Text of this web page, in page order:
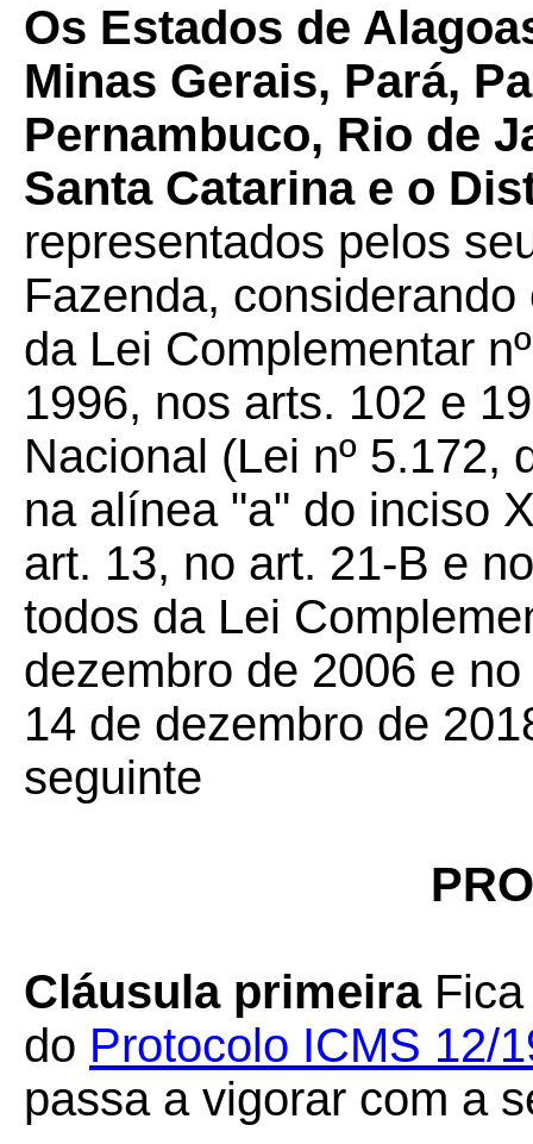
Os Estados de
Minas Gerais, Pará,
Pernambuco, Rio de
Santa Catarina e o
representados pelos
Fazenda,
da Lei Complementar
1996, nos arts. 102 e
Nacional (Lei nº 5.172,
na alínea "a" do inciso
art. 13, no art. 21-B e
todos da Lei
dezembro de 2006 e
14 de dezembro de
seguinte
Cláusula primeiraFica
do Protocolo ICMS 12/
passa a vigorar com a